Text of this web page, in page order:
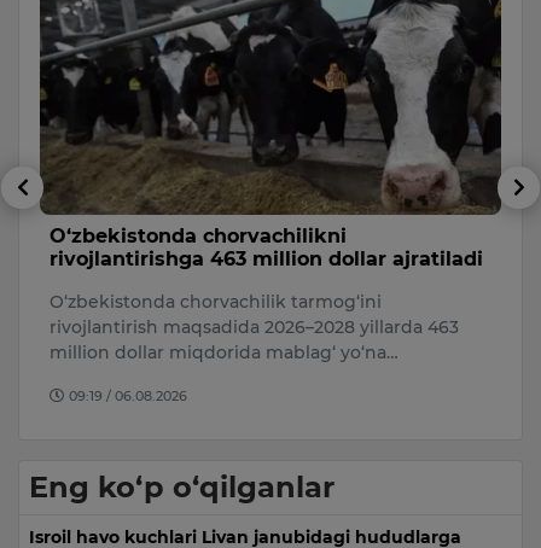
O‘zbekistonda chorvachilikni
rivojlantirishga 463 million dollar ajratiladi
O‘zbekistonda chorvachilik tarmog‘ini
rivojlantirish maqsadida 2026–2028 yillarda 463
million dollar miqdorida mablag‘ yo‘na…
09:19 / 06.08.2026
Eng ko‘p o‘qilganlar
Isroil havo kuchlari Livan janubidagi hududlarga